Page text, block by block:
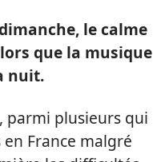
le calme
que la musique
nuit.
parmi plusieurs qui
France malgré